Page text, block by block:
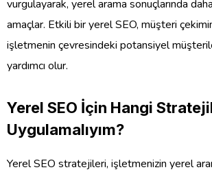
vurgulayarak, yerel arama sonuçlarında
amaçlar. Etkili bir yerel SEO, müşteri
işletmenin çevresindeki potansiyel
yardımcı olur.
Yerel SEO İçin Hangi
Uygulamalıyım?
Yerel SEO stratejileri, işletmenizin yerel